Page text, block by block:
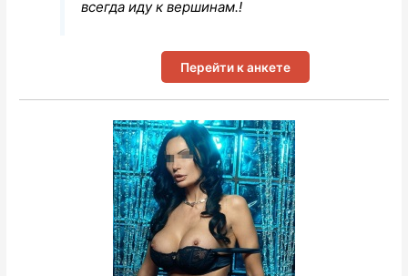
всегда иду к вершинам.!
Перейти к анкете